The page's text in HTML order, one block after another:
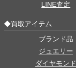
LINE査定
◆買取アイテム
ブランド品
ジュエリー
ダイヤモンド